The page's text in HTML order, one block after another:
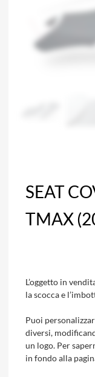
SEAT
TMAX
L’oggetto in
la scocca e
Puoi
diversi,
un logo. Per
in fondo alla